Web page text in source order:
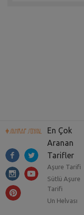
En Çok
Aranan
Tarifler
Aşure Tarifi
Sütlü Aşure
Tarifi
Un Helvası